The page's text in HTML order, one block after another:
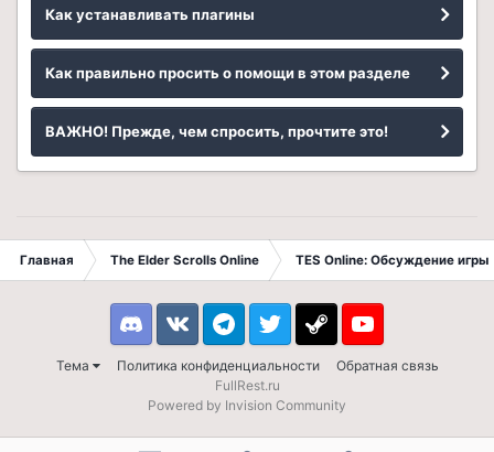
Как устанавливать плагины
Как правильно просить о помощи в этом разделе
ВАЖНО! Прежде, чем спросить, прочтите это!
Главная The Elder Scrolls Online TES Online: Обсуждение игры
Тема Политика конфиденциальности Обратная связь
DiscordVK TelegramTwitter Steam Youtube
FullRest.ru
Powered by Invision Community